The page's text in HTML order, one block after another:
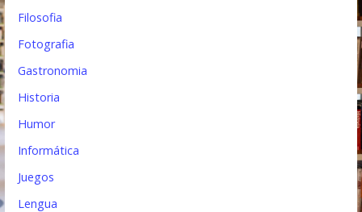
Filosofia
Fotografia
Gastronomia
Historia
Humor
Informática
Juegos
Lengua